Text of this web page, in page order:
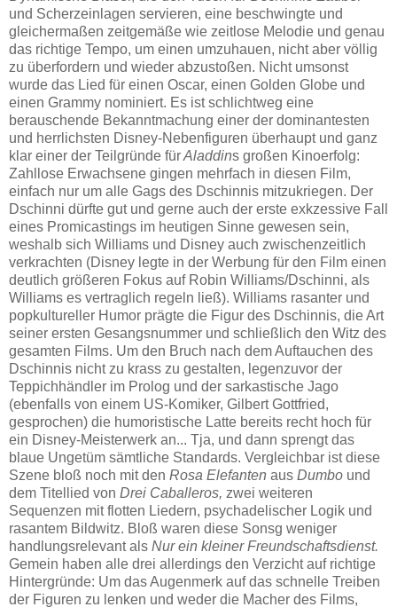
und Scherzeinlagen servieren, eine beschwingte und
gleichermaßen zeitgemäße wie zeitlose Melodie und genau
das richtige Tempo, um einen umzuhauen, nicht aber völlig
zu überfordern und wieder abzustoßen. Nicht umsonst
wurde das Lied für einen Oscar, einen Golden Globe und
einen Grammy nominiert. Es ist schlichtweg eine
berauschende Bekanntmachung einer der dominantesten
und herrlichsten Disney-Nebenfiguren überhaupt und ganz
klar einer der Teilgründe fürAladdins großen Kinoerfolg:
Zahllose Erwachsene gingen mehrfach in diesen Film,
einfach nur um alle Gags des Dschinnis mitzukriegen. Der
Dschinni dürfte gut und gerne auch der erste exkzessive Fall
eines Promicastings im heutigen Sinne gewesen sein,
weshalb sich Williams und Disney auch zwischenzeitlich
verkrachten (Disney legte in der Werbung für den Film einen
deutlich größeren Fokus auf Robin Williams/Dschinni, als
Williams es vertraglich regeln ließ). Williams rasanter und
popkultureller Humor prägte die Figur des Dschinnis, die Art
seiner ersten Gesangsnummer und schließlich den Witz des
gesamten Films. Um den Bruch nach dem Auftauchen des
Dschinnis nicht zu krass zu gestalten, legenzuvor der
Teppichhändler im Prolog und der sarkastische Jago
(ebenfalls von einem US-Komiker, Gilbert Gottfried,
gesprochen) die humoristische Latte bereits recht hoch für
ein Disney-Meisterwerk an... Tja, und dann sprengt das
blaue Ungetüm sämtliche Standards. Vergleichbar ist diese
Szene bloß noch mit den Rosa Elefanten aus Dumbo und
dem Titellied von Drei Caballeros, zwei weiteren
Sequenzen mit flotten Liedern, psychadelischer Logik und
rasantem Bildwitz. Bloß waren diese Sonsg weniger
handlungsrelevant als Nur ein kleiner Freundschaftsdienst.
Gemein haben alle drei allerdings den Verzicht auf richtige
Hintergründe: Um das Augenmerk auf das schnelle Treiben
der Figuren zu lenken und weder die Macher des Films,